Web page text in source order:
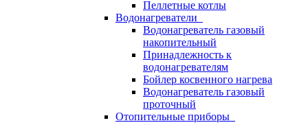
Пеллетные котлы
Водонагреватели
Водонагреватель газовый
накопительный
Принадлежность к
водонагревателям
Бойлер косвенного нагрева
Водонагреватель газовый
проточный
Отопительные приборы